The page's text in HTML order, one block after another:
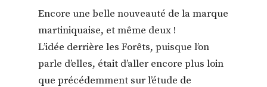
Encore une belle nouveauté de la marque
martiniquaise, et même deux !
L’idée derrière les Forêts, puisque l’on
parle d’elles, était d’aller encore plus loin
que précédemment sur l’étude de